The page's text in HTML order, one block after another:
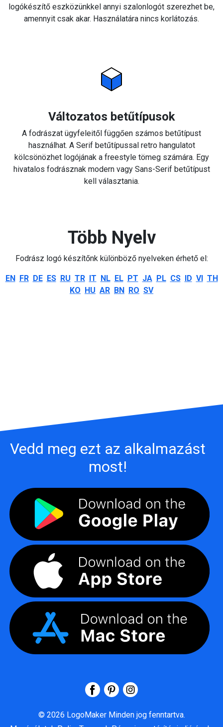
logókészítő eszközünkkel annyi szalonlogót szerezhet be,
amennyit csak akar. Használatára nincs korlátozás.
Változatos betűtípusok
A fodrászat ügyfeleitől függően számos betűtípust
használhat. A Serif betűtípussal retro hangulatot
kölcsönözhet logójának a freestyle tömeg számára. Egy
hivatalos fodrásznak modern vagy Sans-Serif betűtípust
kell választania.
Több Nyelv
Fodrász logó készítőnk különböző nyelveken érhető el:
EN FR DE ES RU TR IT NL EL PT JA PL CS ID VI TH
KO HU AR BN RO SV
Vedd meg ezt az alkalmazást
most!
© 2026 LogoMaker Minden jog fenntartva.